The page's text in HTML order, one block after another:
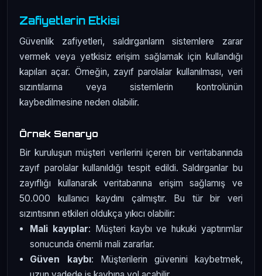
Zafiyetlerin Etkisi
Güvenlik zafiyetleri, saldırganların sistemlere zarar
vermek veya yetkisiz erişim sağlamak için kullandığı
kapıları açar. Örneğin, zayıf parolalar kullanılması, veri
sızıntılarına veya sistemlerin kontrolünün
kaybedilmesine neden olabilir.
Örnek Senaryo
Bir kuruluşun müşteri verilerini içeren bir veritabanında
zayıf parolalar kullanıldığı tespit edildi. Saldırganlar bu
zayıflığı kullanarak veritabanına erişim sağlamış ve
50.000 kullanıcı kaydını çalmıştır. Bu tür bir veri
sızıntısının etkileri oldukça yıkıcı olabilir:
Mali kayıplar: Müşteri kaybı ve hukuki yaptırımlar
sonucunda önemli mali zararlar.
Güven kaybı: Müşterilerin güvenini kaybetmek,